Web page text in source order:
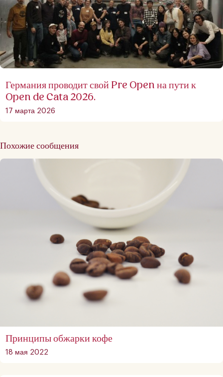
Германия проводит свой Pre Open на пути к
Open de Cata 2026.
17 марта 2026
Похожие сообщения
Принципы обжарки кофе
18 мая 2022